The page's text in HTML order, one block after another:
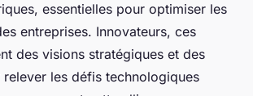
2024•6 min de lecture
essentielles pour optimiser les
entreprises. Innovateurs, ces
des visions stratégiques et des
les défis technologiques